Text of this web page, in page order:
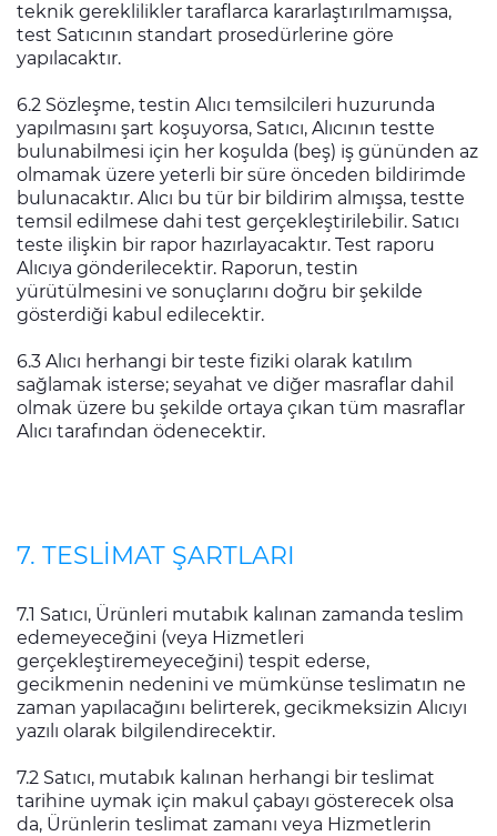
teknik gereklilikler taraflarca kararlaştırılmamışsa,
test Satıcının standart prosedürlerine göre
yapılacaktır.
6.2 Sözleşme, testin Alıcı temsilcileri huzurunda
yapılmasını şart koşuyorsa, Satıcı, Alıcının testte
bulunabilmesi için her koşulda (beş) iş gününden az
olmamak üzere yeterli bir süre önceden bildirimde
bulunacaktır. Alıcı bu tür bir bildirim almışsa, testte
temsil edilmese dahi test gerçekleştirilebilir. Satıcı
teste ilişkin bir rapor hazırlayacaktır. Test raporu
Alıcıya gönderilecektir. Raporun, testin
yürütülmesini ve sonuçlarını doğru bir şekilde
gösterdiği kabul edilecektir.
6.3 Alıcı herhangi bir teste fiziki olarak katılım
sağlamak isterse; seyahat ve diğer masraflar dahil
olmak üzere bu şekilde ortaya çıkan tüm masraflar
Alıcı tarafından ödenecektir.
7. TESLİMAT ŞARTLARI
7.1 Satıcı, Ürünleri mutabık kalınan zamanda teslim
edemeyeceğini (veya Hizmetleri
gerçekleştiremeyeceğini) tespit ederse,
gecikmenin nedenini ve mümkünse teslimatın ne
zaman yapılacağını belirterek, gecikmeksizin Alıcıyı
yazılı olarak bilgilendirecektir.
7.2 Satıcı, mutabık kalınan herhangi bir teslimat
tarihine uymak için makul çabayı gösterecek olsa
da, Ürünlerin teslimat zamanı veya Hizmetlerin